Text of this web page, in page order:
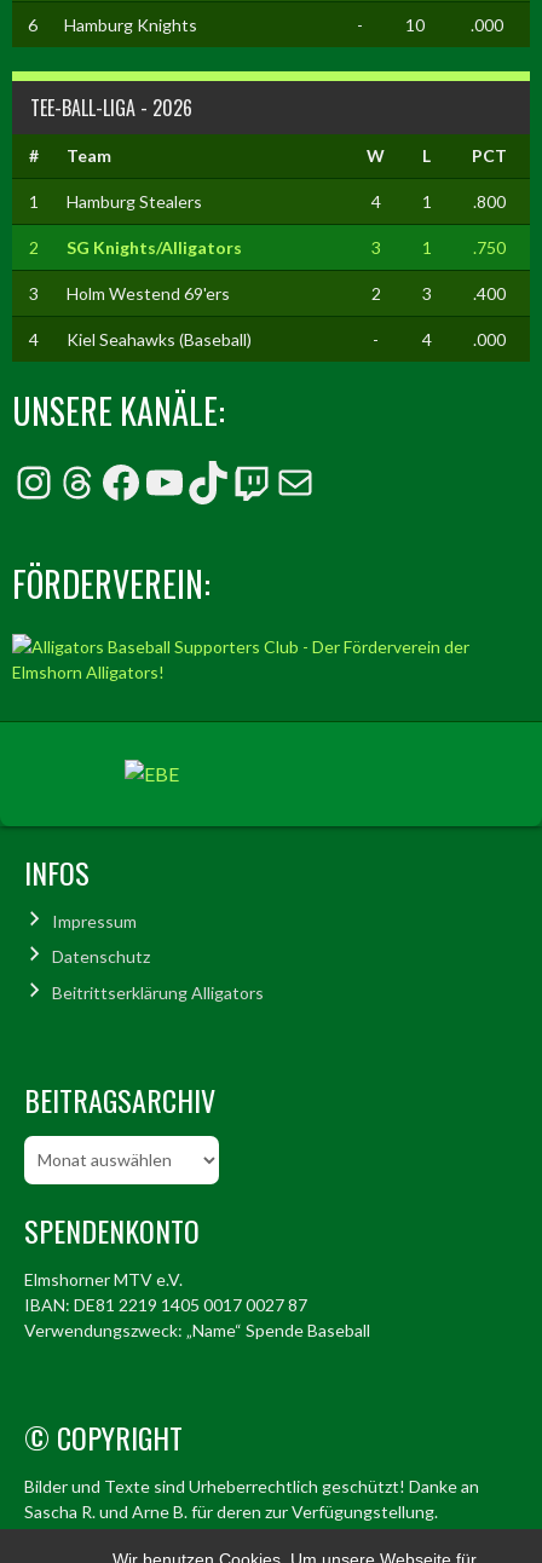
6 Hamburg Knights - 10 .000
TEE-BALL-LIGA - 2026
# Team W L PCT
1 Hamburg Stealers 4 1 .800
2 SG Knights/Alligators 3 1 .750
3 Holm Westend 69'ers 2 3 .400
4 Kiel Seahawks (Baseball) - 4 .000
UNSERE KANÄLE:
Instagram
Threads
Facebook
YouTube
TikTok
Twitch
E-Mail
FÖRDERVEREIN:
INFOS
Impressum
Datenschutz
Beitrittserklärung Alligators
BEITRAGSARCHIV
Beitragsarchiv
SPENDENKONTO
Elmshorner MTV e.V.
IBAN: DE81 2219 1405 0017 0027 87
Verwendungszweck: „Name“ Spende Baseball
© COPYRIGHT
Bilder und Texte sind Urheberrechtlich geschützt! Danke an
Sascha R. und Arne B. für deren zur Verfügungstellung.
© Elmshorn Alligators 1998 – 2026